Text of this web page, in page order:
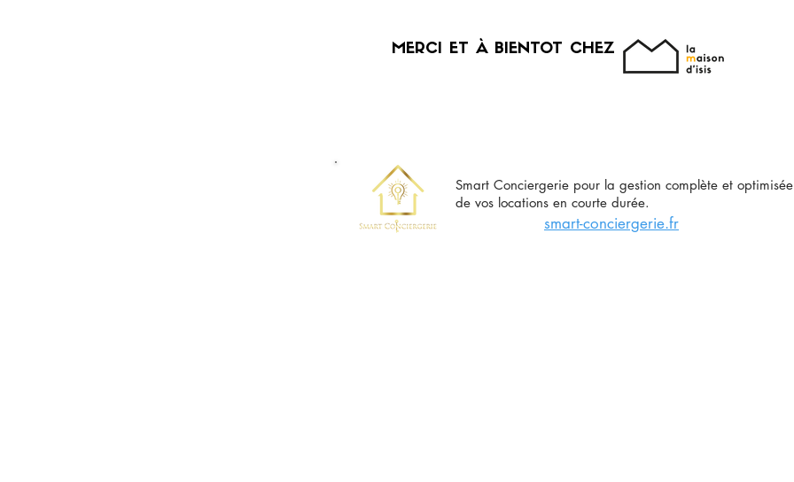
​MERCI ET À BIENTOT CHEZ
Smart Conciergerie pour la gestion complète et optimisée
de vos locations en courte durée.
smart-conciergerie.fr